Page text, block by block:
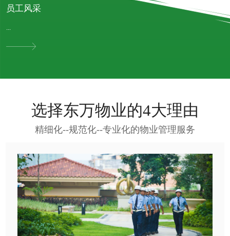
员工风采
选择东万物业的4大理由
精细化--规范化--专业化的物业管理服务